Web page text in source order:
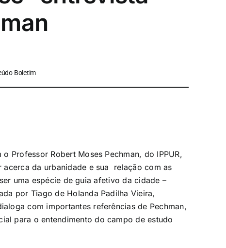
Boletim
Professor Robert Moses Pechman, do IPPUR,
da urbanidade e sua relação com as
uma espécie de guia afetivo da cidade –
por Tiago de Holanda Padilha Vieira,
com importantes referências de Pechman,
para o entendimento do campo de estudo